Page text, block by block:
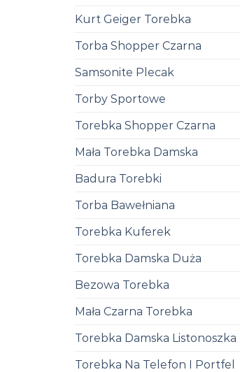
Kurt Geiger Torebka
Torba Shopper Czarna
Samsonite Plecak
Torby Sportowe
Torebka Shopper Czarna
Mała Torebka Damska
Badura Torebki
Torba Bawełniana
Torebka Kuferek
Torebka Damska Duża
Bezowa Torebka
Mała Czarna Torebka
Torebka Damska Listonoszka
Torebka Na Telefon I Portfel